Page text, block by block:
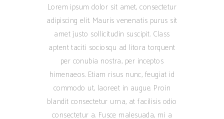
Lorem ipsum dolor sit amet, consectetur
adipiscing elit. Mauris venenatis purus sit
amet justo sollicitudin suscipit. Class
aptent taciti sociosqu ad litora torquent
per conubia nostra, per inceptos
himenaeos. Etiam risus nunc, feugiat id
commodo ut, laoreet in augue. Proin
blandit consectetur urna, at facilisis odio
consectetur a. Fusce malesuada, mi a